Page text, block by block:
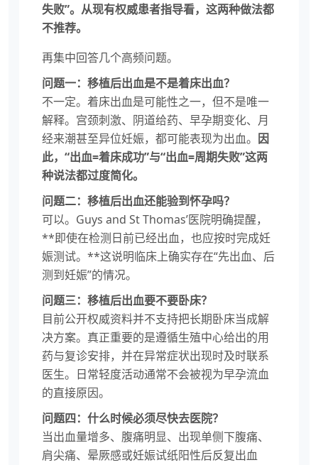
失败”。从现有权威患者指导看，这两种做法都
不推荐。
再集中回答几个高频问题。
问题一：移植后出血是不是着床出血？
不一定。着床出血是可能性之一，但不是唯一
解释。宫颈刺激、阴道给药、早孕期变化、月
经来潮甚至异位妊娠，都可能表现为出血。 因
此，“出血=着床成功”与“出血=周期失败”这两
种说法都过度简化。
问题二：移植后出血还能验到怀孕吗？
可以。Guys and St Thomas’医院明确提醒，
**即使在检测日前已经出血，也应按时完成妊
娠测试。**这说明临床上确实存在“先出血、后
测到妊娠”的情况。
问题三：移植后出血要不要卧床？
目前公开权威资料并不支持把长期卧床当成解
决方案。真正重要的是遵循生殖中心给出的用
药与复诊安排，并在异常症状出现时及时联系
医生。日常轻度活动通常不会被视为早孕流血
的直接原因。
问题四：什么时候必须尽快去医院？
当出血量增多、腹痛明显、出现单侧下腹痛、
肩尖痛、晕厥感或妊娠试纸阳性后反复出血